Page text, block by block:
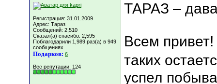
Регистрация: 31.01.2009
Адрес: Тараз
Сообщений: 2,510
Сказал(а) спасибо: 2,595
Поблагодарили 1,989 раз(а) в 949
сообщениях
Подарков: 6
Вес репутации: 124
ТАРАЗ –
Всем
таких
успел